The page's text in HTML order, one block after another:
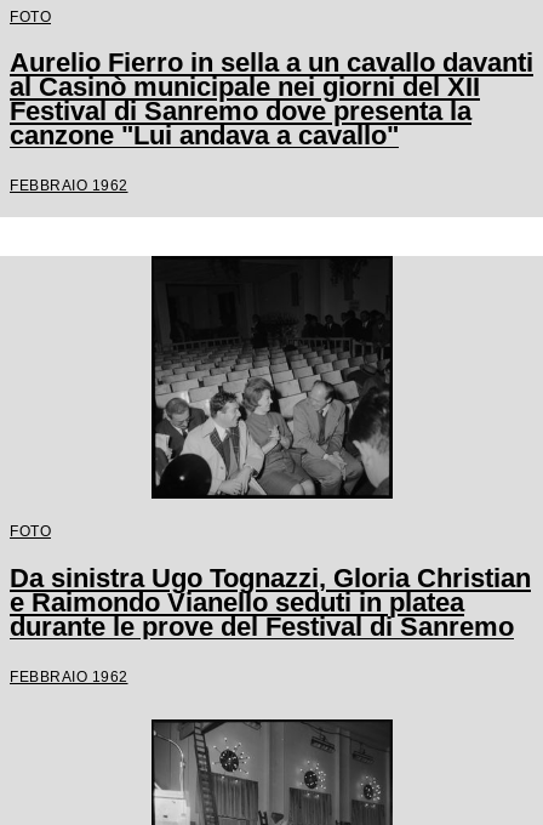
FOTO
Aurelio Fierro in sella a un cavallo davanti
al Casinò municipale nei giorni del XII
Festival di Sanremo dove presenta la
canzone "Lui andava a cavallo"
FEBBRAIO 1962
FOTO
Da sinistra Ugo Tognazzi, Gloria Christian
e Raimondo Vianello seduti in platea
durante le prove del Festival di Sanremo
FEBBRAIO 1962